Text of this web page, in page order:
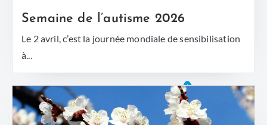
Semaine de l’autisme 2026
Le 2 avril, c’est la journée mondiale de sensibilisation
à...